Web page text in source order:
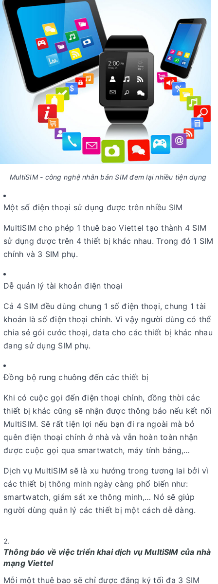
MultiSIM - công nghệ nhân bản SIM đem lại nhiều tiện dụng
Một số điện thoại sử dụng được trên nhiều SIM
MultiSIM cho phép 1 thuê bao Viettel tạo thành 4 SIM
sử dụng được trên 4 thiết bị khác nhau. Trong đó 1 SIM
chính và 3 SIM phụ.
Dễ quản lý tài khoản điện thoại
Cả 4 SIM đều dùng chung 1 số điện thoại, chung 1 tài
khoản là số điện thoại chính. Vì vậy người dùng có thể
chia sẻ gói cước thoại, data cho các thiết bị khác nhau
đang sử dụng SIM phụ.
Đồng bộ rung chuông đến các thiết bị
Khi có cuộc gọi đến điện thoại chính, đồng thời các
thiết bị khác cũng sẽ nhận được thông báo nếu kết nối
MultiSIM. Sẽ rất tiện lợi nếu bạn đi ra ngoài mà bỏ
quên điện thoại chính ở nhà và vẫn hoàn toàn nhận
được cuộc gọi qua smartwatch, máy tính bảng,…
Dịch vụ MultiSIM sẽ là xu hướng trong tương lai bởi vì
các thiết bị thông minh ngày càng phổ biến như:
smartwatch, giám sát xe thông minh,… Nó sẽ giúp
người dùng quản lý các thiết bị một cách dễ dàng.
Thông báo về việc triển khai dịch vụ MultiSIM của nhà
mạng Viettel
Mỗi một thuê bao sẽ chỉ được đăng ký tối đa 3 SIM